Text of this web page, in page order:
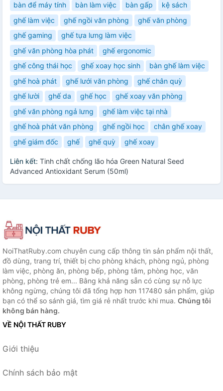
bàn để máy tính bàn làm việc bàn gấp
kệ sách
ghế làm việc
ghế ngồi văn phòng
ghế văn phòng
ghế gaming
ghế tựa lưng làm việc
ghế văn phòng hòa phát
ghế ergonomic
ghế công thái học
ghế xoay học sinh
bàn ghế làm việc
ghế hoà phát
ghế lưới văn phòng
ghế chân quỳ
ghế lười
ghế da ghế học
ghế xoay văn phòng
ghế văn phòng ngả lưng
ghế làm việc tại nhà
ghế hoà phát văn phòng
ghế ngồi học
chân ghế xoay
ghế giám đốc
ghế ghế quỳ ghế xoay
Liên kết: Tinh chất chống lão hóa Green Natural Seed
Advanced Antioxidant Serum (50ml)
NoiThatRuby.com chuyên cung cấp thông tin sản phẩm nội thất,
đồ dùng, trang trí, thiết bị cho phòng khách, phòng ngủ, phòng
làm việc, phòng ăn, phòng bếp, phòng tắm, phòng học, văn
phòng, phòng trẻ em... Bằng khả năng sẵn có cùng sự nỗ lực
không ngừng, chúng tôi đã tổng hợp hơn 117480 sản phẩm, giúp
bạn có thể so sánh giá, tìm giá rẻ nhất trước khi mua. Chúng tôi
không bán hàng.
VỀ NỘI THẤT RUBY
Giới thiệu
Chính sách bảo mật